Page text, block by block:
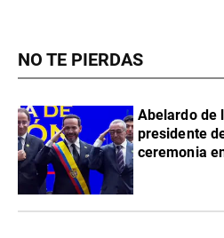
NO TE PIERDAS
Abelardo de
presidente
ceremonia